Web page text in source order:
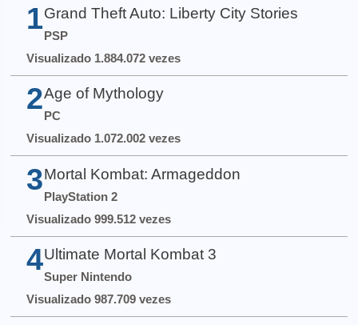
1 Grand Theft Auto: Liberty City Stories
PSP
Visualizado 1.884.072 vezes
2 Age of Mythology
PC
Visualizado 1.072.002 vezes
3 Mortal Kombat: Armageddon
PlayStation 2
Visualizado 999.512 vezes
4 Ultimate Mortal Kombat 3
Super Nintendo
Visualizado 987.709 vezes